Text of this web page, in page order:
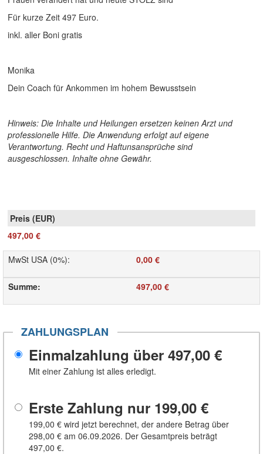
Für kurze Zeit 497 Euro.
inkl. aller Boni gratis
Monika
Dein Coach für Ankommen im hohem Bewusstsein
Hinweis: Die Inhalte und Heilungen ersetzen keinen Arzt und
professionelle Hilfe. Die Anwendung erfolgt auf eigene
Verantwortung. Recht und Haftunsansprüche sind
ausgeschlossen. Inhalte ohne Gewähr.
497,00 €
MwSt USA (0%): 0,00 €
Summe: 497,00 €
ZAHLUNGSPLAN
Einmalzahlung über 497,00 €
Mit einer Zahlung ist alles erledigt.
Erste Zahlung nur 199,00 €
199,00 € wird jetzt berechnet, der andere Betrag über
298,00 € am 06.09.2026. Der Gesamtpreis beträgt
497,00 €.